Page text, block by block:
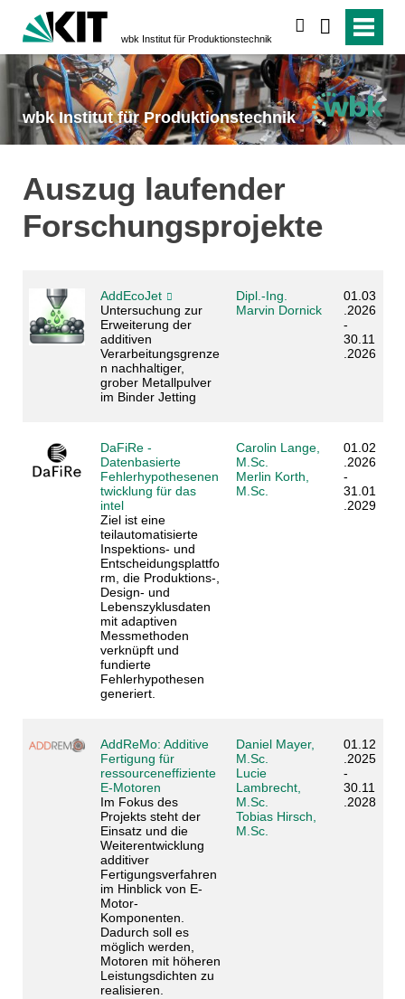
wbk Institut für Produktionstechnik
wbk Institut für Produktionstechnik
Auszug laufender
Forschungsprojekte
AddEcoJet
Untersuchung zur
Erweiterung der
additiven
Verarbeitungsgrenze
n nachhaltiger,
grober Metallpulver
im Binder Jetting
Dipl.-Ing.
Marvin Dornick
01.03
.2026
-
30.11
.2026
DaFiRe -
Datenbasierte
Fehlerhypothesenen
twicklung für das
intel
Ziel ist eine
teilautomatisierte
Inspektions- und
Entscheidungsplattfo
rm, die Produktions-,
Design- und
Lebenszyklusdaten
mit adaptiven
Messmethoden
verknüpft und
fundierte
Fehlerhypothesen
generiert.
Carolin Lange,
M.Sc.
Merlin Korth,
M.Sc.
01.02
.2026
-
31.01
.2029
AddReMo: Additive
Fertigung für
ressourceneffiziente
E‑Motoren
Im Fokus des
Projekts steht der
Einsatz und die
Weiterentwicklung
additiver
Fertigungsverfahren
im Hinblick von E-
Motor-
Komponenten.
Dadurch soll es
möglich werden,
Motoren mit höheren
Leistungsdichten zu
realisieren.
Daniel Mayer,
M.Sc.
Lucie
Lambrecht,
M.Sc.
Tobias Hirsch,
M.Sc.
01.12
.2025
-
30.11
.2028